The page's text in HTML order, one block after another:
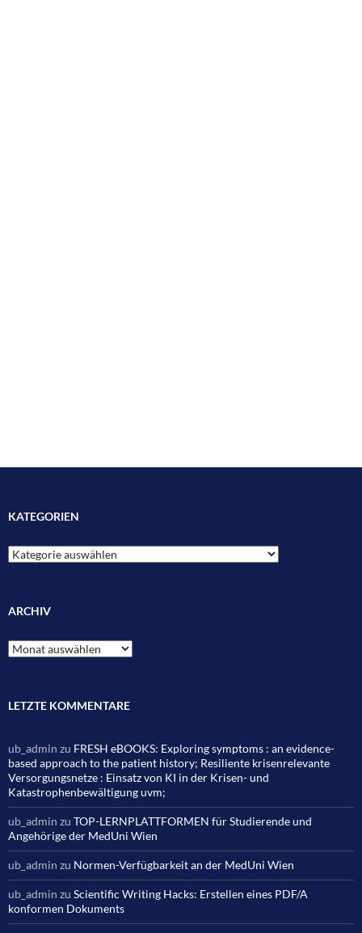
KATEGORIEN
Kategorien
ARCHIV
Archiv
LETZTE KOMMENTARE
ub_admin zu FRESH eBOOKS: Exploring symptoms : an evidence-
based approach to the patient history; Resiliente krisenrelevante
Versorgungsnetze : Einsatz von KI in der Krisen- und
Katastrophenbewältigung uvm;
ub_admin zu TOP-LERNPLATTFORMEN für Studierende und
Angehörige der MedUni Wien
ub_admin zu Normen-Verfügbarkeit an der MedUni Wien
ub_admin zu Scientific Writing Hacks: Erstellen eines PDF/A
konformen Dokuments